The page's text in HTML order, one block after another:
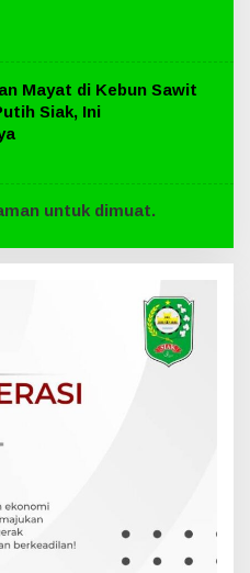
Mayat di Kebun Sawit
Siak, Ini
untuk dimuat.